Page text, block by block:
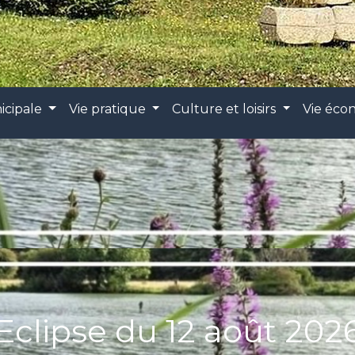
Vie pratique Culture et loisirs Vie
du 12 août